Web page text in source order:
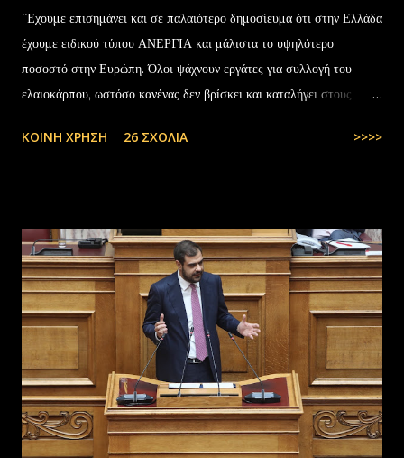
΄Έχουμε επισημάνει και σε παλαιότερο δημοσίευμα ότι στην Ελλάδα
έχουμε ειδικού τύπου ΑΝΕΡΓΙΑ και μάλιστα το υψηλότερο
ποσοστό στην Ευρώπη. Όλοι ψάχνουν εργάτες για συλλογή του
ελαιοκάρπου, ωστόσο κανένας δεν βρίσκει και καταλήγει στους
στην Ελλάδα, πάλι δεν μας φτάνουν. Στην Ελλάδα του 1.000.000
ΚΟΙΝΉ ΧΡΉΣΗ 26 ΣΧΌΛΙΑ >>>>